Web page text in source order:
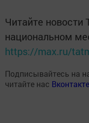
Читайте новости
национальном
https://max.ru/
Подписывайтесь на
читайте нас Вконтакте